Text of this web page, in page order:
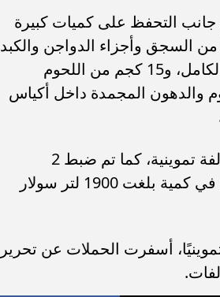
فواتير، إلى جانب التحفظ على كميات كبيرة
الغذائية مجهولة المصدر شملت 13 طبقًا من السجق وأجزاء الدواجن والكبد
والقوانص، و40 كجم من الدواجن المتبلة، و30 كجم من الدجاج الكامل، و15 كجم من اللحوم
المجمدة، و90 كجم من اللحوم والدهون المجمدة داخل أكياس
وفي مجال المواد البترولية، أسفرت الحملات عن تحرير 19 مخالفة تموينية، كما تم ضبط 2
اسطوانة بوتاجاز سعة 12.5 كجم، إلى جانب ضبط واقعة تصرف في كمية بلغت 1900 لتر سولار
التموينيين، ومن خلال المرور على 120 تاجرًا تموينيًا، أسفرت الحملات عن تحرير